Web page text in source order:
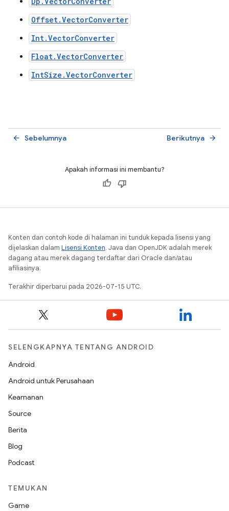
Offset.VectorConverter
Int.VectorConverter
Float.VectorConverter
IntSize.VectorConverter
Sebelumnya
arrow_back Berikutnya arrow_forward
Apakah informasi ini membantu?
Konten dan contoh kode di halaman ini tunduk kepada lisensi yang
dijelaskan dalam Lisensi Konten. Java dan OpenJDK adalah merek
dagang atau merek dagang terdaftar dari Oracle dan/atau
afiliasinya.
Terakhir diperbarui pada 2026-07-15 UTC.
SELENGKAPNYA TENTANG ANDROID
Android
Android untuk Perusahaan
Keamanan
Source
Berita
Blog
Podcast
TEMUKAN
Game